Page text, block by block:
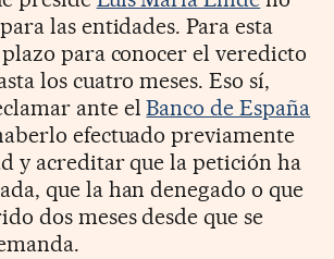
las entidades. Para esta
para conocer el veredicto
los cuatro meses. Eso sí,
ante elBanco de España
efectuado previamente
y acreditar que la petición ha
que la han denegado o que
dos meses desde que se